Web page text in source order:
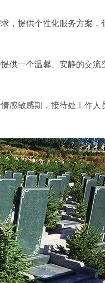
，提供个性化服务方案，
供一个温馨、安静的交流
感敏感期，接待处工作人